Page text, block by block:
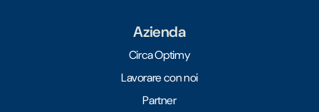
Azienda
Circa Optimy
Lavorare con noi
Partner